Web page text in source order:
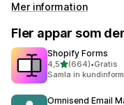
Mer information
Fler appar som
Shopify Forms
4,5av 5 stjärnor
(664)
664 recensioner
•Gratis
Samla in
Omnisend Email